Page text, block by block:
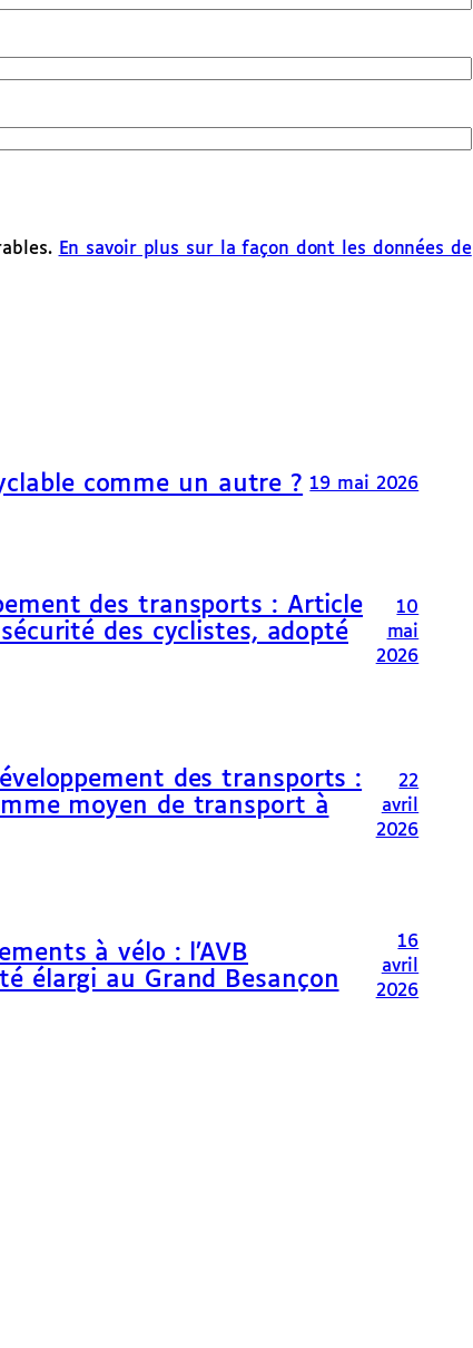
En savoir plus sur la façon dont les données de
comme un autre ? 19 mai 2026
des transports : Article
des cyclistes, adopté
10
mai
2026
des transports :
moyen de transport à
22
avril
2026
à vélo : l’AVB
élargi au Grand Besançon
16
avril
2026